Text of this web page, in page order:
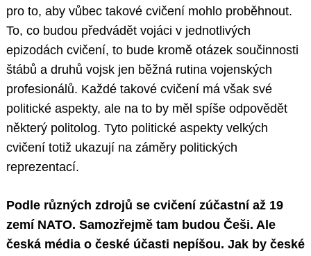
pro to, aby vůbec takové cvičení mohlo proběhnout.
To, co budou předvádět vojáci v jednotlivých
epizodách cvičení, to bude kromě otázek součinnosti
štábů a druhů vojsk jen běžná rutina vojenských
profesionálů. Každé takové cvičení má však své
politické aspekty, ale na to by měl spíše odpovědět
některý politolog. Tyto politické aspekty velkých
cvičení totiž ukazují na záměry politických
reprezentací.
Podle různých zdrojů se cvičení zúčastní až 19
zemí NATO. Samozřejmě tam budou Češi. Ale
česká média o české účasti nepíšou. Jak by české